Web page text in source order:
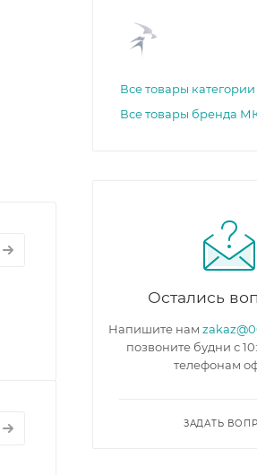
Все товары категории
Все товары бренда
Остались
Напишите нам
позвоните будни с
телефонам
ЗАДАТЬ